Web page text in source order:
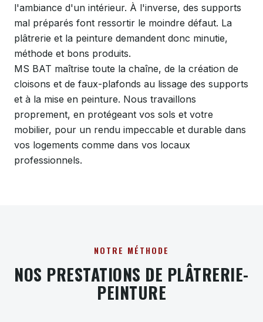
l'ambiance d'un intérieur. À l'inverse, des supports
mal préparés font ressortir le moindre défaut. La
plâtrerie et la peinture demandent donc minutie,
méthode et bons produits.
MS BAT maîtrise toute la chaîne, de la création de
cloisons et de faux-plafonds au lissage des supports
et à la mise en peinture. Nous travaillons
proprement, en protégeant vos sols et votre
mobilier, pour un rendu impeccable et durable dans
vos logements comme dans vos locaux
professionnels.
NOTRE MÉTHODE
NOS PRESTATIONS DE PLÂTRERIE-
PEINTURE